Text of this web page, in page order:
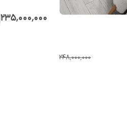
۲۴۸٬۰۰۰٬۰۰۰
۲۳۵٬۰۰۰٬۰۰۰